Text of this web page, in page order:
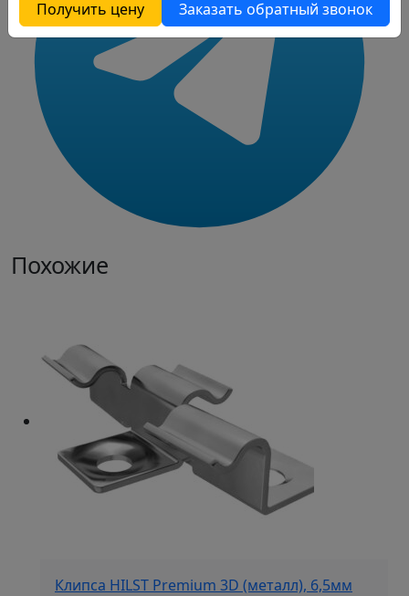
Похожие
Клипса HILST Premium 3D (металл), 6,5мм
Получить цену Заказать обратный звонок